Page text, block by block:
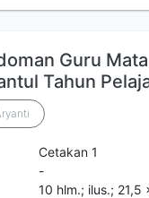
Guru
Tahun
Cetakan 1
-
10 hlm.; ilus.; 21,5